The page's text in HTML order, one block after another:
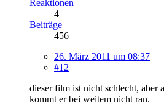
Reaktionen
4
Beiträge
456
26. März 2011 um 08:37
#12
dieser film ist nicht schlecht, aber
kommt er bei weitem nicht ran.